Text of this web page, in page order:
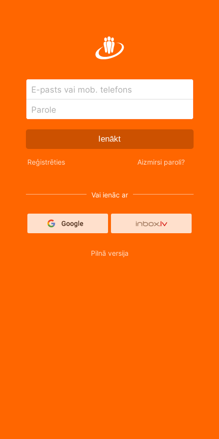
E-pasts vai mob. telefons
Parole
Ienākt
Reģistrēties Aizmirsi paroli?
Vai ienāc ar
Pilnā versija